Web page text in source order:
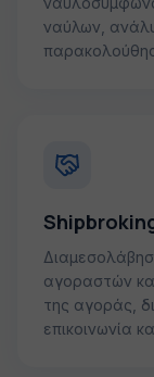
ναύλων,
αγοραστών
της αγοράς,
επικοινωνία